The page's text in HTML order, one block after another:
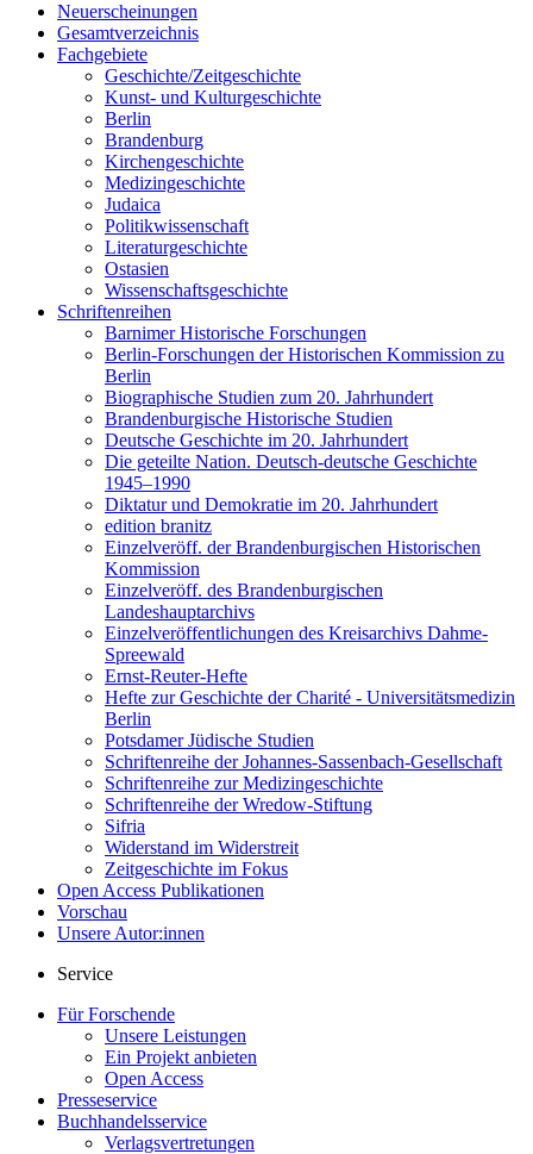
Neuerscheinungen
Gesamtverzeichnis
Fachgebiete
Geschichte/Zeitgeschichte
Kunst- und Kulturgeschichte
Berlin
Brandenburg
Kirchengeschichte
Medizingeschichte
Judaica
Politikwissenschaft
Literaturgeschichte
Ostasien
Wissenschaftsgeschichte
Schriftenreihen
Barnimer Historische Forschungen
Berlin-Forschungen der Historischen Kommission zu
Berlin
Biographische Studien zum 20. Jahrhundert
Brandenburgische Historische Studien
Deutsche Geschichte im 20. Jahrhundert
Die geteilte Nation. Deutsch-deutsche Geschichte
1945–1990
Diktatur und Demokratie im 20. Jahrhundert
edition branitz
Einzelveröff. der Brandenburgischen Historischen
Kommission
Einzelveröff. des Brandenburgischen
Landeshauptarchivs
Einzelveröffentlichungen des Kreisarchivs Dahme-
Spreewald
Ernst-Reuter-Hefte
Hefte zur Geschichte der Charité - Universitätsmedizin
Berlin
Potsdamer Jüdische Studien
Schriftenreihe der Johannes-Sassenbach-Gesellschaft
Schriftenreihe zur Medizingeschichte
Schriftenreihe der Wredow-Stiftung
Sifria
Widerstand im Widerstreit
Zeitgeschichte im Fokus
Open Access Publikationen
Vorschau
Unsere Autor:innen
Service
Für Forschende
Unsere Leistungen
Ein Projekt anbieten
Open Access
Presseservice
Buchhandelsservice
Verlagsvertretungen